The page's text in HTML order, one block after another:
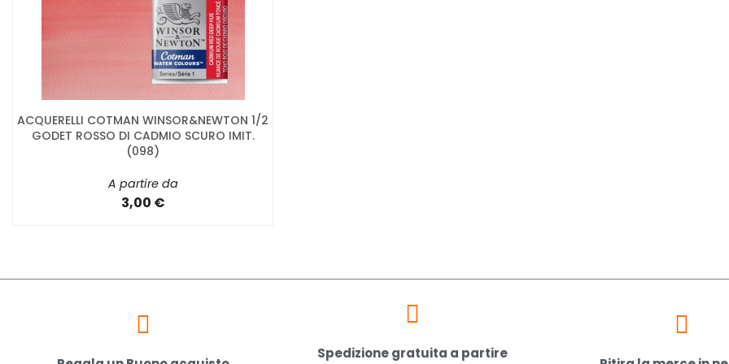
ACQUERELLI COTMAN WINSOR&NEWTON 1/2
GODET ROSSO DI CADMIO SCURO IMIT.
(098)
A partire da
3,00 €
Spedizione gratuita a partire